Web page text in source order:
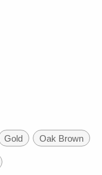
Gold Oak Brown